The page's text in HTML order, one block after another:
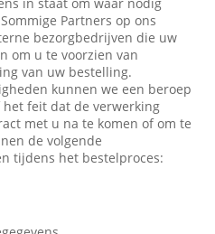
Partners op ons
bezorgbedrijven die uw
om u te voorzien van
van uw bestelling.
kunnen we een beroep
feit dat de verwerking
met u na te komen of om te
de volgende
tijdens het bestelproces: